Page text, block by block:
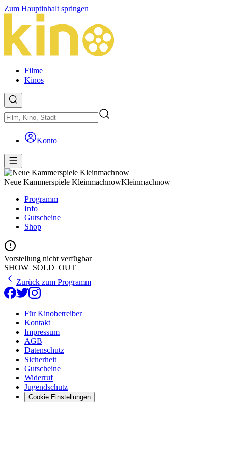
Zum Hauptinhalt springen
Filme
Kinos
Konto
Neue Kammerspiele KleinmachnowKleinmachnow
Programm
Info
Gutscheine
Shop
Vorstellung nicht verfügbar
SHOW_SOLD_OUT
Zurück zum Programm
Für Kinobetreiber
Kontakt
Impressum
AGB
Datenschutz
Sicherheit
Gutscheine
Widerruf
Jugendschutz
Cookie Einstellungen